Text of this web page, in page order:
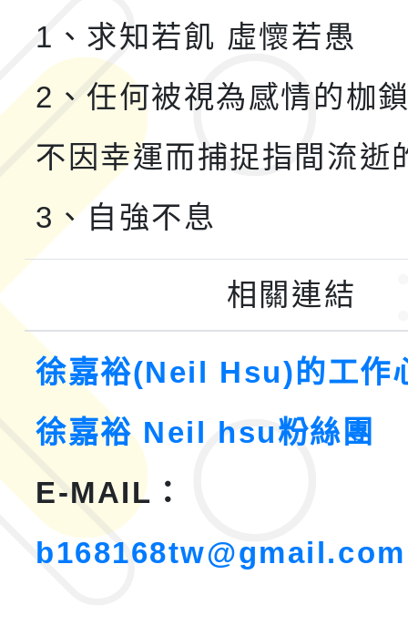
1、求知若飢 虛懷若愚
2、任何被視為感情的枷
不因幸運而捕捉指間流逝
3、自強不息
相關連結
徐嘉裕(Neil Hsu)的工作
徐嘉裕 Neil hsu粉絲團
E-MAIL：
b168168tw@gmail.com